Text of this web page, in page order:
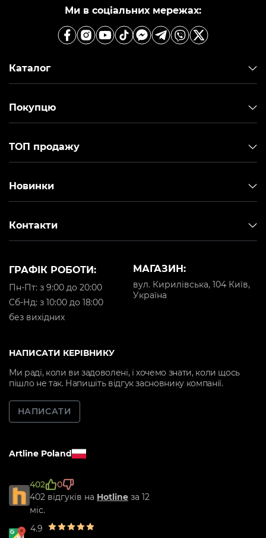
Ми в соціальних мережах:
Каталог
Покупцю
ТОП продажу
Новинки
Контакти
МАГАЗИН:
вул. Кирилівська, 104 Київ,
Україна
ГРАФІК РОБОТИ:
Пн-Пт: з 9:00 до 20:00
Cб-Нд: з 10:00 до 18:00
без вихідних
НАПИСАТИ КЕРІВНИКУ
Ми раді, коли ви задоволені, і хочемо знати, коли щось
пішло не так. Напишіть відгук засновнику компанії.
НАПИСАТИ
Artline Poland
402
0
402 відгуків на Hotline за 12
міс.
4.9